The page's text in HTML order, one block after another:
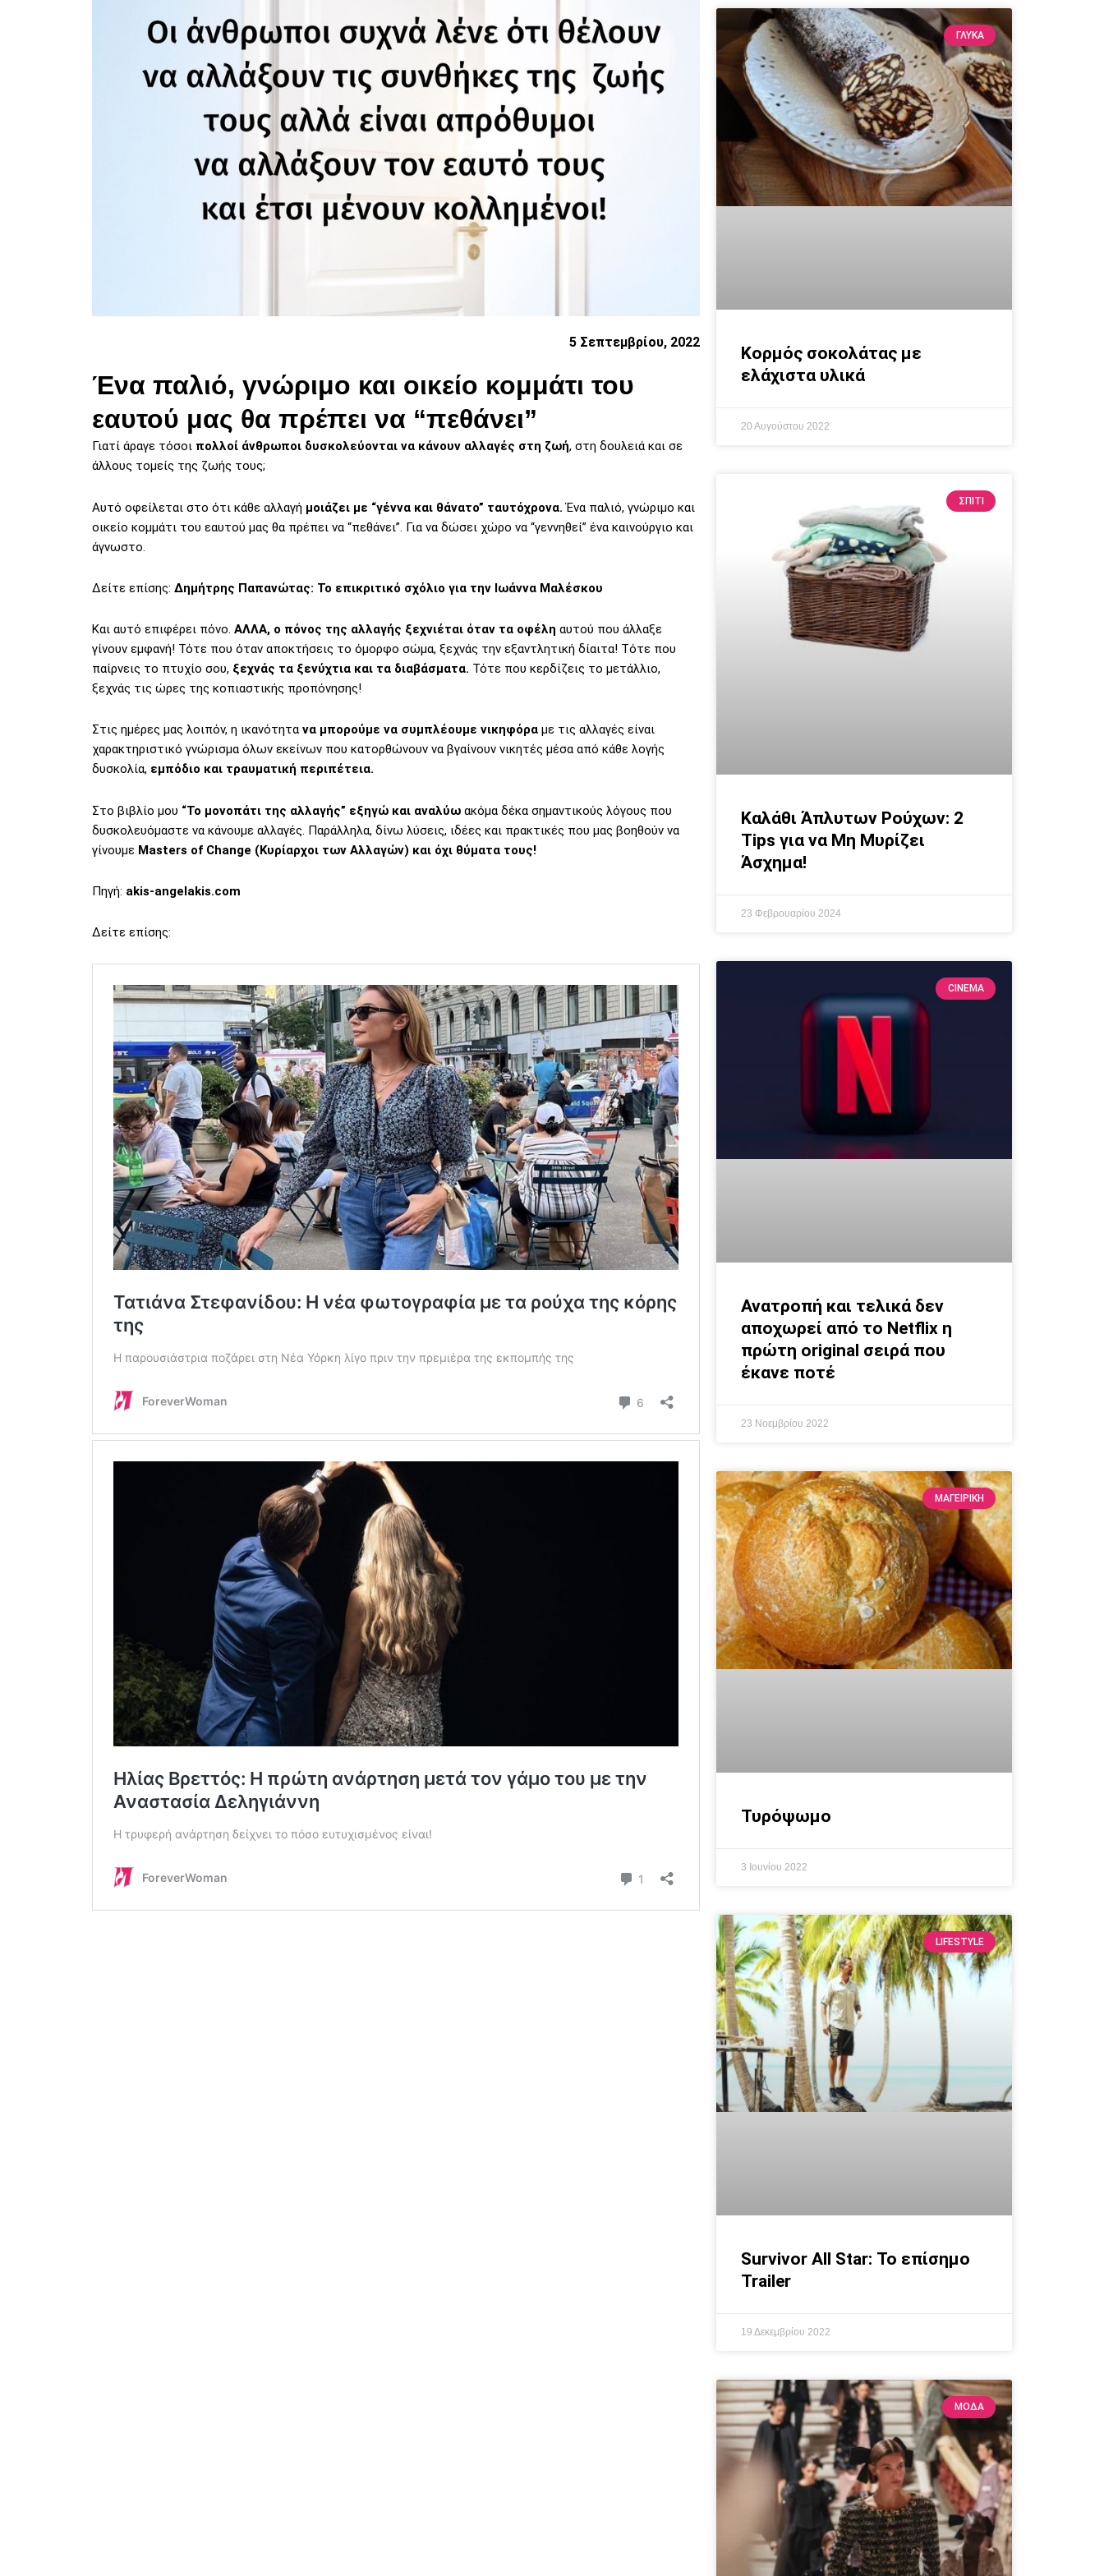
5 Σεπτεμβρίου, 2022
Ένα παλιό, γνώριμο και οικείο κομμάτι του
εαυτού μας θα πρέπει να “πεθάνει”
Γιατί άραγε τόσοι πολλοί άνθρωποι δυσκολεύονται να κάνουν αλλαγές στη ζωή, στη δουλειά και σε
άλλους τομείς της ζωής τους;
Αυτό οφείλεται στο ότι κάθε αλλαγή μοιάζει με “γέννα και θάνατο” ταυτόχρονα.Ένα παλιό, γνώριμο και
οικείο κομμάτι του εαυτού μας θα πρέπει να “πεθάνει”. Για να δώσει χώρο να “γεννηθεί” ένα καινούργιο και
άγνωστο.
Δείτε επίσης: Δημήτρης Παπανώτας: Το επικριτικό σχόλιο για την Ιωάννα Μαλέσκου
Και αυτό επιφέρει πόνο. ΑΛΛΑ, ο πόνος της αλλαγής ξεχνιέται όταν τα οφέλη αυτού που άλλαξε
γίνουν εμφανή! Τότε που όταν αποκτήσεις το όμορφο σώμα, ξεχνάς την εξαντλητική δίαιτα! Tότε που
παίρνεις το πτυχίο σου, ξεχνάς τα ξενύχτια και τα διαβάσματα. Τότε που κερδίζεις το μετάλλιο,
ξεχνάς τις ώρες της κοπιαστικής προπόνησης!
Στις ημέρες μας λοιπόν, η ικανότητα να μπορούμε να συμπλέουμε νικηφόρα με τις αλλαγές είναι
χαρακτηριστικό γνώρισμα όλων εκείνων που κατορθώνουν να βγαίνουν νικητές μέσα από κάθε λογής
δυσκολία, εμπόδιο και τραυματική περιπέτεια.
Στο βιβλίο μου “Το μονοπάτι της αλλαγής” εξηγώ και αναλύω ακόμα δέκα σημαντικούς λόγους που
δυσκολευόμαστε να κάνουμε αλλαγές. Παράλληλα, δίνω λύσεις, ιδέες και πρακτικές που μας βοηθούν να
γίνουμε Masters of Change (Κυρίαρχοι των Αλλαγών) και όχι θύματα τους!
Πηγή: akis-angelakis.com
Δείτε επίσης:
ΓΛΥΚΆ
Κορμός σοκολάτας με
ελάχιστα υλικά
20 Αυγούστου 2022
ΣΠΙΤΙ
Καλάθι Άπλυτων Ρούχων: 2
Tips για να Μη Μυρίζει
Άσχημα!
23 Φεβρουαρίου 2024
CINEMA
Ανατροπή και τελικά δεν
αποχωρεί από το Netflix η
πρώτη original σειρά που
έκανε ποτέ
23 Νοεμβρίου 2022
ΜΑΓΕΙΡΙΚΗ
Τυρόψωμο
3 Ιουνίου 2022
LIFESTYLE
Survivor All Star: Το επίσημο
Trailer
19 Δεκεμβρίου 2022
ΜΟΔΑ